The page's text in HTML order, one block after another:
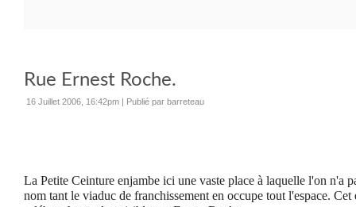
Rue Ernest Roche.
16 Juillet 2006, 16:42pm | Publié par barreteau
La Petite Ceinture enjambe ici une vaste place à laquelle l'on n'a
nom tant le viaduc de franchissement en occupe tout l'espace.